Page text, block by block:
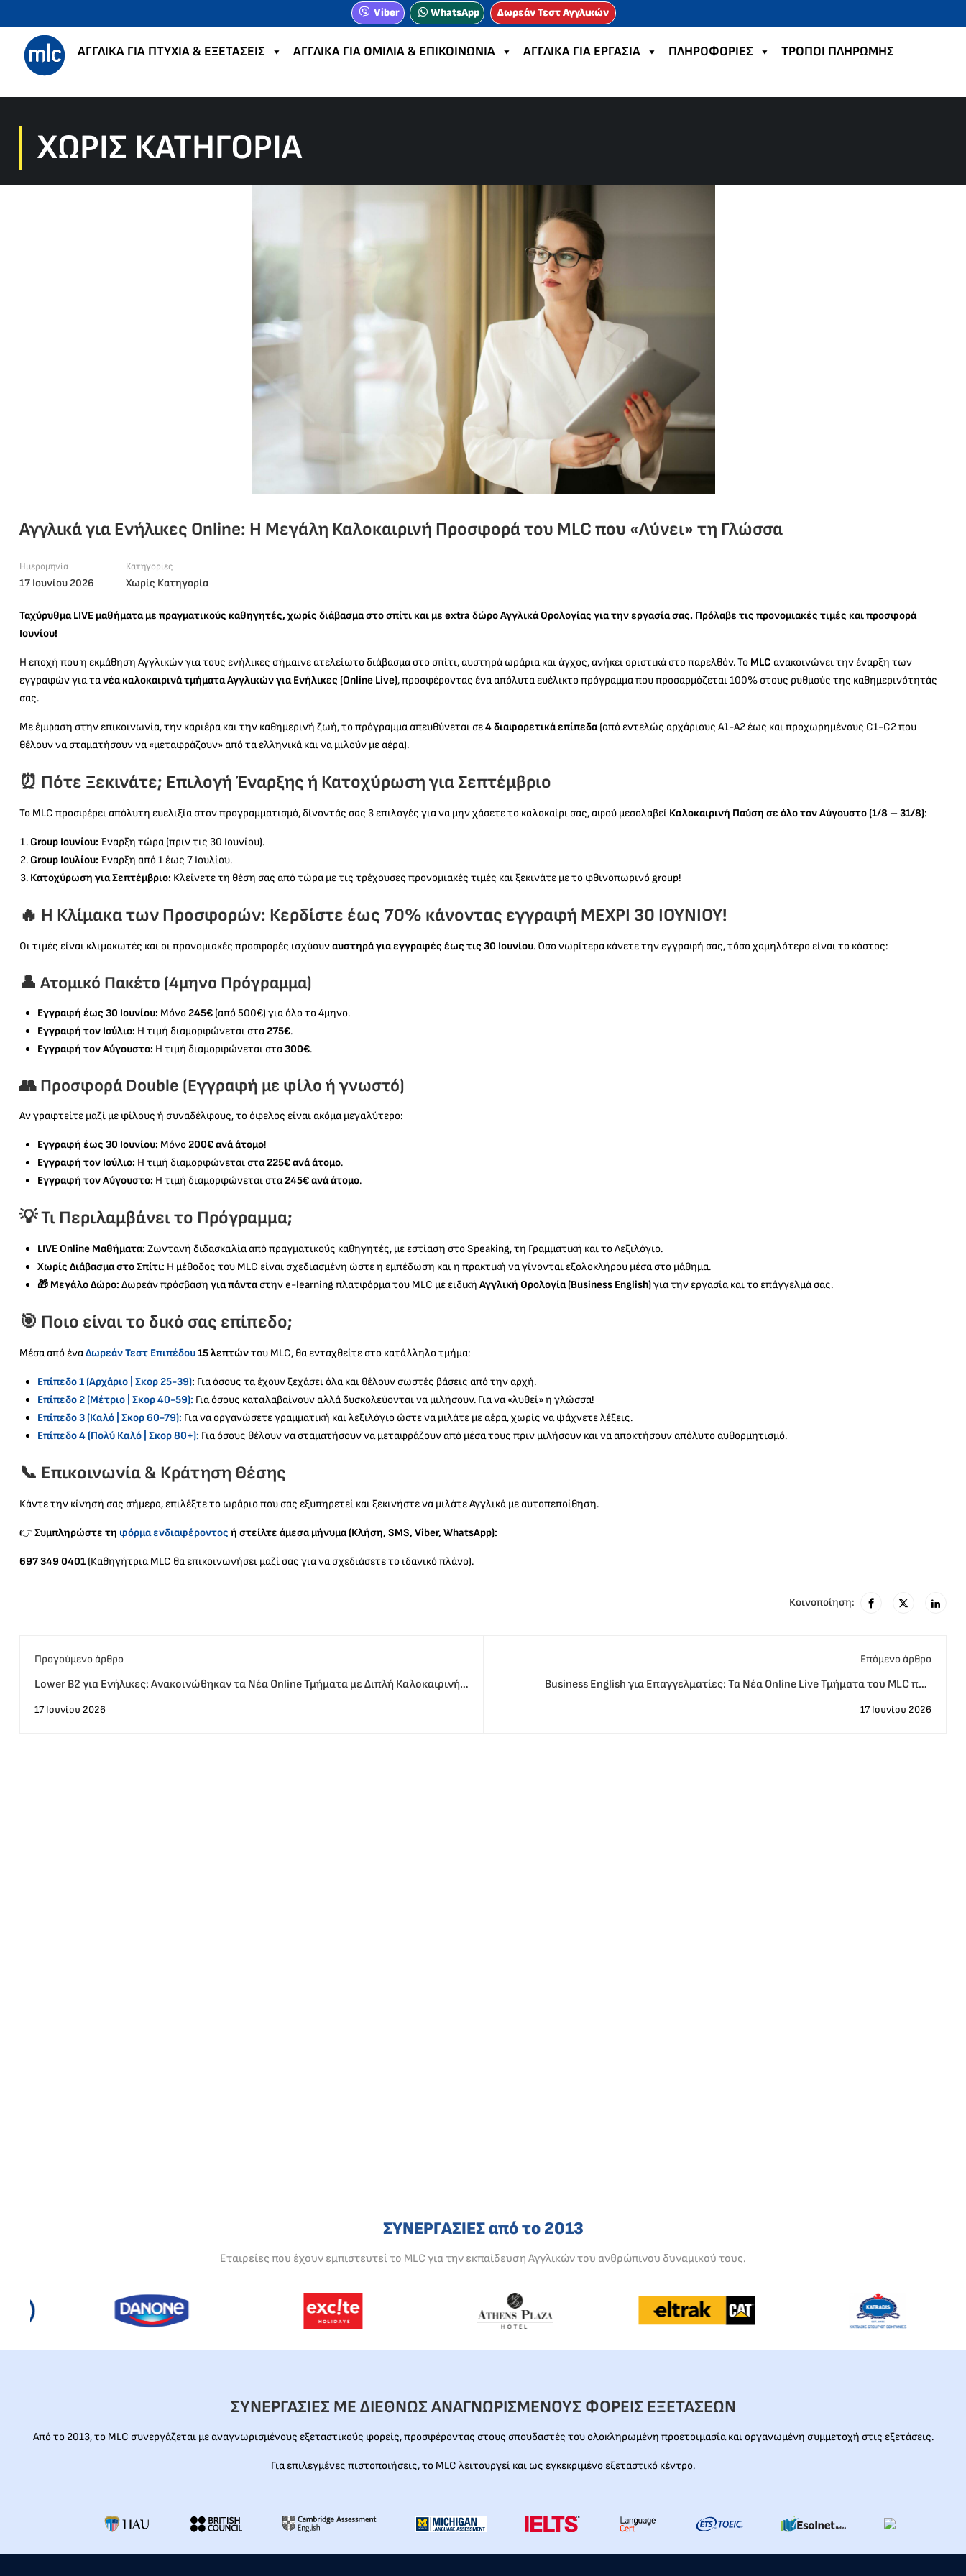
Viber WhatsApp Δωρεάν Τεστ Αγγλικών
ΑΓΓΛΙΚΑ ΓΙΑ ΠΤΥΧΙΑ & ΕΞΕΤΑΣΕΙΣ ΑΓΓΛΙΚΑ ΓΙΑ ΟΜΙΛΙΑ & ΕΠΙΚΟΙΝΩΝΙΑ ΑΓΓΛΙΚΑ ΓΙΑ ΕΡΓΑΣΙΑ ΠΛΗΡΟΦΟΡΙΕΣ TΡΟΠΟΙ ΠΛΗΡΩΜΗΣ
ΧΩΡΊΣ ΚΑΤΗΓΟΡΊΑ
Αγγλικά για Ενήλικες Online: Η Μεγάλη Καλοκαιρινή Προσφορά του MLC που «Λύνει» τη Γλώσσα
Ημερομηνία
17 Ιουνίου 2026
Κατηγορίες
Χωρίς Κατηγορία
Ταχύρυθμα LIVE μαθήματα με πραγματικούς καθηγητές, χωρίς διάβασμα στο σπίτι και με extra δώρο Αγγλικά Ορολογίας για την εργασία σας. Πρόλαβε τις προνομιακές τιμές και προσφορά
Ιουνίου!
Η εποχή που η εκμάθηση Αγγλικών για τους ενήλικες σήμαινε ατελείωτο διάβασμα στο σπίτι, αυστηρά ωράρια και άγχος, ανήκει οριστικά στο παρελθόν. Το MLC ανακοινώνει την έναρξη των
εγγραφών για τανέα καλοκαιρινά τμήματα Αγγλικών για Ενήλικες (Online Live), προσφέροντας ένα απόλυτα ευέλικτο πρόγραμμα που προσαρμόζεται 100% στους ρυθμούς της καθημερινότητάς
σας.
Με έμφαση στην επικοινωνία, την καριέρα και την καθημερινή ζωή, το πρόγραμμα απευθύνεται σε4 διαφορετικά επίπεδα(από εντελώς αρχάριους Α1-Α2 έως και προχωρημένους C1-C2 που
θέλουν να σταματήσουν να «μεταφράζουν» από τα ελληνικά και να μιλούν με αέρα).
⏰ Πότε Ξεκινάτε; Επιλογή Έναρξης ή Κατοχύρωση για Σεπτέμβριο
Το MLC προσφέρει απόλυτη ευελιξία στον προγραμματισμό, δίνοντάς σας 3 επιλογές για να μην χάσετε το καλοκαίρι σας, αφού μεσολαβεί Καλοκαιρινή Παύση σε όλο τον Αύγουστο (1/8 – 31/8):
Group Ιουνίου: Έναρξη τώρα (πριν τις 30 Ιουνίου).
Group Ιουλίου: Έναρξη από 1 έως 7 Ιουλίου.
Κατοχύρωση για Σεπτέμβριο: Κλείνετε τη θέση σας από τώρα με τις τρέχουσες προνομιακές τιμές και ξεκινάτε με το φθινοπωρινό group!
🔥 Η Κλίμακα των Προσφορών: Κερδίστε έως 70% κάνοντας εγγραφή ΜΕΧΡΙ 30 ΙΟΥΝΙΟΥ!
Οι τιμές είναι κλιμακωτές και οι προνομιακές προσφορές ισχύουναυστηρά για εγγραφές έως τις 30 Ιουνίου. Όσο νωρίτερα κάνετε την εγγραφή σας, τόσο χαμηλότερο είναι το κόστος:
👤 Ατομικό Πακέτο (4μηνο Πρόγραμμα)
Εγγραφή έως 30 Ιουνίου: Μόνο245€ (από 500€) για όλο το 4μηνο.
Εγγραφή τον Ιούλιο: Η τιμή διαμορφώνεται στα275€.
Εγγραφή τον Αύγουστο: Η τιμή διαμορφώνεται στα300€.
👥 Προσφορά Double (Εγγραφή με φίλο ή γνωστό)
Αν γραφτείτε μαζί με φίλους ή συναδέλφους, το όφελος είναι ακόμα μεγαλύτερο:
Εγγραφή έως 30 Ιουνίου: Μόνο200€ ανά άτομο!
Εγγραφή τον Ιούλιο: Η τιμή διαμορφώνεται στα225€ ανά άτομο.
Εγγραφή τον Αύγουστο: Η τιμή διαμορφώνεται στα245€ ανά άτομο.
💡 Τι Περιλαμβάνει το Πρόγραμμα;
LIVE Online Μαθήματα: Ζωντανή διδασκαλία από πραγματικούς καθηγητές, με εστίαση στο Speaking, τη Γραμματική και το Λεξιλόγιο.
Χωρίς Διάβασμα στο Σπίτι: Η μέθοδος του MLC είναι σχεδιασμένη ώστε η εμπέδωση και η πρακτική να γίνονται εξολοκλήρου μέσα στο μάθημα.
🎁 Μεγάλο Δώρο: Δωρεάν πρόσβαση για πάνταστην e-learning πλατφόρμα του MLC με ειδική Αγγλική Ορολογία (Business English)για την εργασία και το επάγγελμά σας.
🎯 Ποιο είναι το δικό σας επίπεδο;
Μέσα από έναΔωρεάν Τεστ Επιπέδου15 λεπτώντου MLC, θα ενταχθείτε στο κατάλληλο τμήμα:
Επίπεδο 1 (Αρχάριο | Σκορ 25-39): Για όσους τα έχουν ξεχάσει όλα και θέλουν σωστές βάσεις από την αρχή.
Επίπεδο 2 (Μέτριο | Σκορ 40-59): Για όσους καταλαβαίνουν αλλά δυσκολεύονται να μιλήσουν. Για να «λυθεί» η γλώσσα!
Επίπεδο 3 (Καλό | Σκορ 60-79): Για να οργανώσετε γραμματική και λεξιλόγιο ώστε να μιλάτε με αέρα, χωρίς να ψάχνετε λέξεις.
Επίπεδο 4 (Πολύ Καλό | Σκορ 80+): Για όσους θέλουν να σταματήσουν να μεταφράζουν από μέσα τους πριν μιλήσουν και να αποκτήσουν απόλυτο αυθορμητισμό.
📞 Επικοινωνία & Κράτηση Θέσης
Κάντε την κίνησή σας σήμερα, επιλέξτε το ωράριο που σας εξυπηρετεί και ξεκινήστε να μιλάτε Αγγλικά με αυτοπεποίθηση.
👉Συμπληρώστε τη φόρμα ενδιαφέροντος ή στείλτε άμεσα μήνυμα (Κλήση, SMS, Viber, WhatsApp):
697 349 0401 (Καθηγήτρια MLC θα επικοινωνήσει μαζί σας για να σχεδιάσετε το ιδανικό πλάνο).
Κοινοποίηση:
Προγούμενο άρθρο
Lower B2 για Ενήλικες: Ανακοινώθηκαν τα Νέα Online Τμήματα με Διπλή Καλοκαιρινή
Προσφορά από το MLC
17 Ιουνίου 2026
Eπόμενο άρθρο
Business English για Επαγγελματίες: Τα Νέα Online Live Τμήματα του MLC που
Απογειώνουν την Καριέρα σας
17 Ιουνίου 2026
ΣΥΝΕΡΓΑΣΙΕΣ από το 2013
Εταιρείες που έχουν εμπιστευτεί το MLC για την εκπαίδευση Αγγλικών του ανθρώπινου δυναμικού τους.
ΣΥΝΕΡΓΑΣΙΕΣ ΜΕ ΔΙΕΘΝΩΣ ΑΝΑΓΝΩΡΙΣΜΕΝΟΥΣ ΦΟΡΕΙΣ ΕΞΕΤΑΣΕΩΝ
Από το 2013, το MLC συνεργάζεται με αναγνωρισμένους εξεταστικούς φορείς, προσφέροντας στους σπουδαστές του ολοκληρωμένη προετοιμασία και οργανωμένη συμμετοχή στις εξετάσεις.
Για επιλεγμένες πιστοποιήσεις, το MLC λειτουργεί και ως εγκεκριμένο εξεταστικό κέντρο.